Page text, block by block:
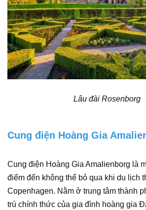
Lâu đài Rosenborg
Cung điện Hoàng Gia
Cung điện Hoàng Gia Amalienborg là
điểm đến không thể bỏ qua khi du lịch
Copenhagen. Nằm ở trung tâm thành
trú chính thức của gia đình hoàng gia